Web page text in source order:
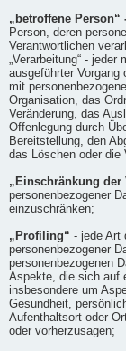
„betroffene Person“
Person, deren
Verantwortlichen
„Verarbeitung“ -
ausgeführter Vorgang
mit
Organisation, das
Veränderung, das
Offenlegung durch
Bereitstellung, den
das Löschen oder die
„Einschränkung der
personenbezogener
einzuschränken;
„Profiling“ - jede Art
personenbezogener
personenbezogenen
Aspekte, die sich auf
insbesondere um
Gesundheit,
Aufenthaltsort oder
oder vorherzusagen;